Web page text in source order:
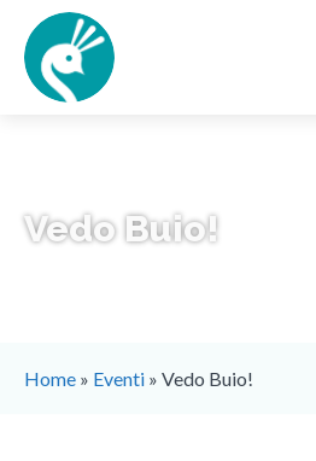
Vedo Buio!
Home » Eventi » Vedo Buio!